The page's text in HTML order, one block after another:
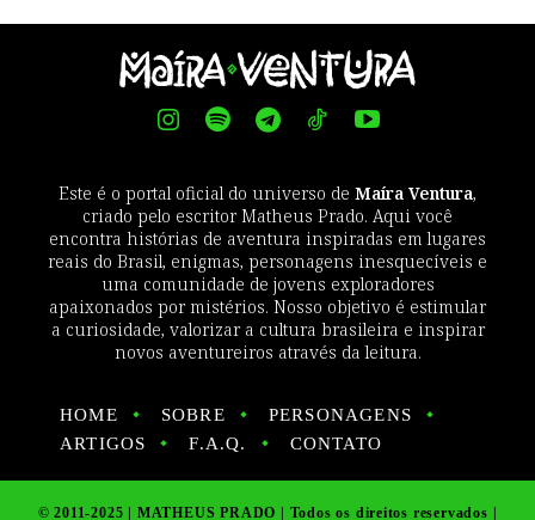
Este é o portal oficial do universo de Maíra Ventura,
criado pelo escritor Matheus Prado. Aqui você
encontra histórias de aventura inspiradas em lugares
reais do Brasil, enigmas, personagens inesquecíveis e
uma comunidade de jovens exploradores
apaixonados por mistérios. Nosso objetivo é estimular
a curiosidade, valorizar a cultura brasileira e inspirar
novos aventureiros através da leitura.
HOME SOBRE
PERSONAGENS
ARTIGOS
F.A.Q. CONTATO
© 2011-2025 | MATHEUS PRADO | Todos os direitos reservados |